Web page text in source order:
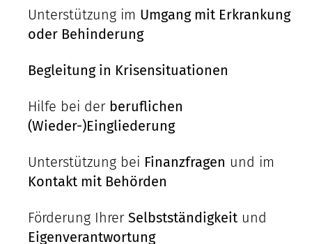
Unterstützung im Umgang mit Erkrankung
oder Behinderung
Begleitung in Krisensituationen
Hilfe bei der beruflichen
(Wieder-)Eingliederung
Unterstützung bei Finanzfragen und im
Kontakt mit Behörden
Förderung Ihrer Selbstständigkeit und
Eigenverantwortung